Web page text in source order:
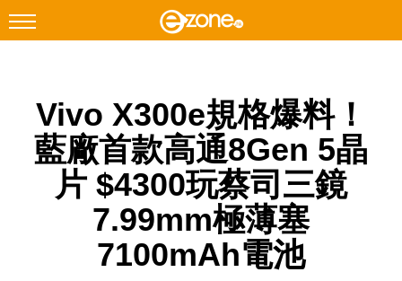
Facebook Instagram
科技焦點
網絡生活
Vivo X300e規格爆料！
藍廠首款高通8Gen 5晶
片 $4300玩蔡司三鏡
7.99mm極薄塞
7100mAh電池